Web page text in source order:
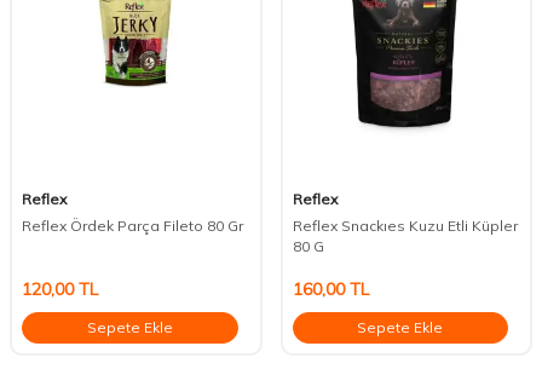
Reflex
Reflex Ördek Parça Fileto 80 Gr
120,00TL
Sepete Ekle
Reflex
Reflex Snackıes Kuzu Etli Küpler
80 G
160,00TL
Sepete Ekle